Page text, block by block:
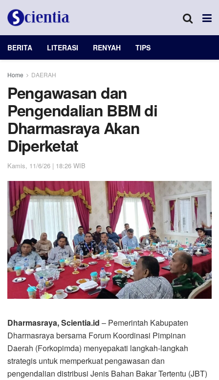
BERITA LITERASI RENYAH TIPS
Home DAERAH
Pengawasan dan
Pengendalian BBM di
Dharmasraya Akan
Diperketat
Kamis, 11/6/26 | 18:26 WIB
Dharmasraya, Scientia.id – Pemerintah Kabupaten
Dharmasraya bersama Forum Koordinasi Pimpinan
Daerah (Forkopimda) menyepakati langkah-langkah
strategis untuk memperkuat pengawasan dan
pengendalian distribusi Jenis Bahan Bakar Tertentu (JBT)